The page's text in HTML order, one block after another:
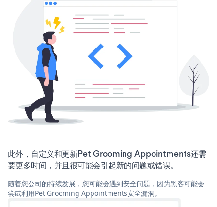
此外，自定义和更新Pet Grooming Appointments还需
要更多时间，并且很可能会引起新的问题或错误。
随着您公司的持续发展，您可能会遇到安全问题，因为黑客可能会
尝试利用Pet Grooming Appointments安全漏洞。